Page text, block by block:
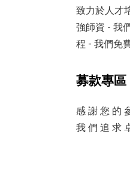
致力於人才
強師資 - 我
程 - 我們免
募款專區
感 謝 您 的
我 們 追 求